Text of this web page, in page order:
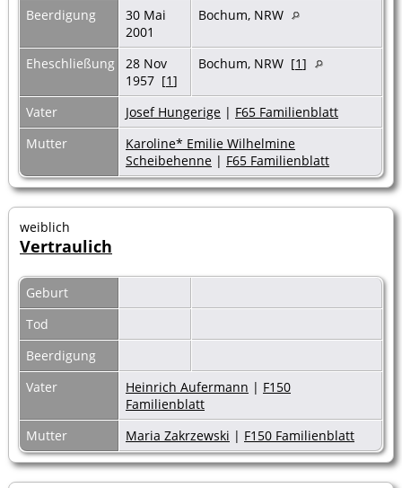
Beerdigung
30 Mai
2001
Bochum, NRW
Eheschließung
28 Nov
1957 [1]
Bochum, NRW [1]
Vater Josef Hungerige | F65 Familienblatt
Mutter
Karoline* Emilie Wilhelmine
Scheibehenne | F65 Familienblatt
weiblich
Vertraulich
Geburt
Tod
Beerdigung
Vater
Heinrich Aufermann | F150
Familienblatt
Mutter
Maria Zakrzewski | F150 Familienblatt